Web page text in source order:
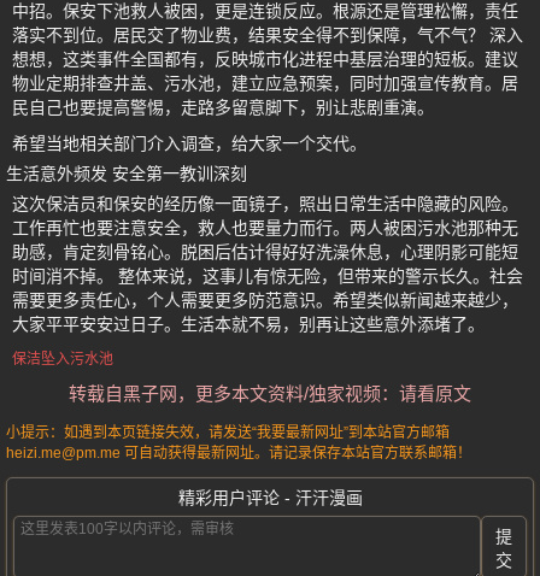
中招。保安下池救人被困，更是连锁反应。根源还是管理松懈，责任
落实不到位。居民交了物业费，结果安全得不到保障，气不气？ 深入
想想，这类事件全国都有，反映城市化进程中基层治理的短板。建议
物业定期排查井盖、污水池，建立应急预案，同时加强宣传教育。居
民自己也要提高警惕，走路多留意脚下，别让悲剧重演。
希望当地相关部门介入调查，给大家一个交代。
生活意外频发 安全第一教训深刻
这次保洁员和保安的经历像一面镜子，照出日常生活中隐藏的风险。
工作再忙也要注意安全，救人也要量力而行。两人被困污水池那种无
助感，肯定刻骨铭心。脱困后估计得好好洗澡休息，心理阴影可能短
时间消不掉。 整体来说，这事儿有惊无险，但带来的警示长久。社会
需要更多责任心，个人需要更多防范意识。希望类似新闻越来越少，
大家平平安安过日子。生活本就不易，别再让这些意外添堵了。
保洁坠入污水池
转载自黑子网，更多本文资料/独家视频：请看原文
小提示：如遇到本页链接失效，请发送“我要最新网址”到本站官方邮箱
heizi.me@pm.me 可自动获得最新网址。请记录保存本站官方联系邮箱！
精彩用户评论 - 汗汗漫画
提
交